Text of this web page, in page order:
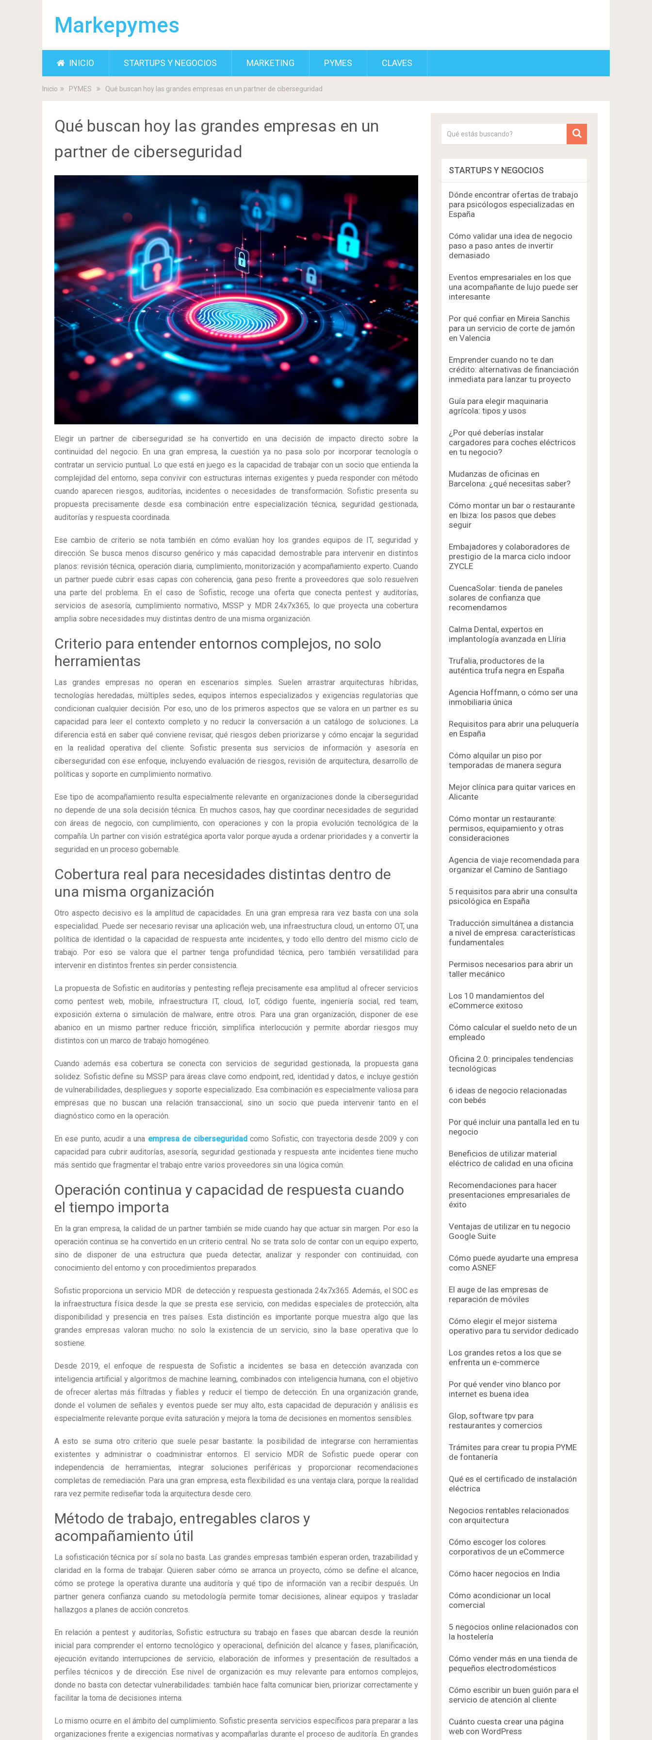
Markepymes
INICIO STARTUPS Y NEGOCIOS MARKETING PYMES CLAVES
Inicio PYMES Qué buscan hoy las grandes empresas en un partner de ciberseguridad
Qué buscan hoy las grandes empresas en un
partner de ciberseguridad
Elegir un partner de ciberseguridad se ha convertido en una decisión de impacto directo sobre la
continuidad del negocio. En una gran empresa, la cuestión ya no pasa solo por incorporar tecnología o
contratar un servicio puntual. Lo que está en juego es la capacidad de trabajar con un socio que entienda la
complejidad del entorno, sepa convivir con estructuras internas exigentes y pueda responder con método
cuando aparecen riesgos, auditorías, incidentes o necesidades de transformación. Sofistic presenta su
propuesta precisamente desde esa combinación entre especialización técnica, seguridad gestionada,
auditorías y respuesta coordinada.
Ese cambio de criterio se nota también en cómo evalúan hoy los grandes equipos de IT, seguridad y
dirección. Se busca menos discurso genérico y más capacidad demostrable para intervenir en distintos
planos: revisión técnica, operación diaria, cumplimiento, monitorización y acompañamiento experto. Cuando
un partner puede cubrir esas capas con coherencia, gana peso frente a proveedores que solo resuelven
una parte del problema. En el caso de Sofistic, recoge una oferta que conecta pentest y auditorías,
servicios de asesoría, cumplimiento normativo, MSSP y MDR 24x7x365, lo que proyecta una cobertura
amplia sobre necesidades muy distintas dentro de una misma organización.
Criterio para entender entornos complejos, no solo
herramientas
Las grandes empresas no operan en escenarios simples. Suelen arrastrar arquitecturas híbridas,
tecnologías heredadas, múltiples sedes, equipos internos especializados y exigencias regulatorias que
condicionan cualquier decisión. Por eso, uno de los primeros aspectos que se valora en un partner es su
capacidad para leer el contexto completo y no reducir la conversación a un catálogo de soluciones. La
diferencia está en saber qué conviene revisar, qué riesgos deben priorizarse y cómo encajar la seguridad
en la realidad operativa del cliente. Sofistic presenta sus servicios de información y asesoría en
ciberseguridad con ese enfoque, incluyendo evaluación de riesgos, revisión de arquitectura, desarrollo de
políticas y soporte en cumplimiento normativo.
Ese tipo de acompañamiento resulta especialmente relevante en organizaciones donde la ciberseguridad
no depende de una sola decisión técnica. En muchos casos, hay que coordinar necesidades de seguridad
con áreas de negocio, con cumplimiento, con operaciones y con la propia evolución tecnológica de la
compañía. Un partner con visión estratégica aporta valor porque ayuda a ordenar prioridades y a convertir la
seguridad en un proceso gobernable.
Cobertura real para necesidades distintas dentro de
una misma organización
Otro aspecto decisivo es la amplitud de capacidades. En una gran empresa rara vez basta con una sola
especialidad. Puede ser necesario revisar una aplicación web, una infraestructura cloud, un entorno OT, una
política de identidad o la capacidad de respuesta ante incidentes, y todo ello dentro del mismo ciclo de
trabajo. Por eso se valora que el partner tenga profundidad técnica, pero también versatilidad para
intervenir en distintos frentes sin perder consistencia.
La propuesta de Sofistic en auditorías y pentesting refleja precisamente esa amplitud al ofrecer servicios
como pentest web, mobile, infraestructura IT, cloud, IoT, código fuente, ingeniería social, red team,
exposición externa o simulación de malware, entre otros. Para una gran organización, disponer de ese
abanico en un mismo partner reduce fricción, simplifica interlocución y permite abordar riesgos muy
distintos con un marco de trabajo homogéneo.
Cuando además esa cobertura se conecta con servicios de seguridad gestionada, la propuesta gana
solidez. Sofistic define su MSSP para áreas clave como endpoint, red, identidad y datos, e incluye gestión
de vulnerabilidades, despliegues y soporte especializado. Esa combinación es especialmente valiosa para
empresas que no buscan una relación transaccional, sino un socio que pueda intervenir tanto en el
diagnóstico como en la operación.
En ese punto, acudir a una empresa de ciberseguridad como Sofistic, con trayectoria desde 2009 y con
capacidad para cubrir auditorías, asesoría, seguridad gestionada y respuesta ante incidentes tiene mucho
más sentido que fragmentar el trabajo entre varios proveedores sin una lógica común.
Operación continua y capacidad de respuesta cuando
el tiempo importa
En la gran empresa, la calidad de un partner también se mide cuando hay que actuar sin margen. Por eso la
operación continua se ha convertido en un criterio central. No se trata solo de contar con un equipo experto,
sino de disponer de una estructura que pueda detectar, analizar y responder con continuidad, con
conocimiento del entorno y con procedimientos preparados.
Sofistic proporciona un servicio MDR de detección y respuesta gestionada 24x7x365. Además, el SOC es
la infraestructura física desde la que se presta ese servicio, con medidas especiales de protección, alta
disponibilidad y presencia en tres países. Esta distinción es importante porque muestra algo que las
grandes empresas valoran mucho: no solo la existencia de un servicio, sino la base operativa que lo
sostiene.
Desde 2019, el enfoque de respuesta de Sofistic a incidentes se basa en detección avanzada con
inteligencia artificial y algoritmos de machine learning, combinados con inteligencia humana, con el objetivo
de ofrecer alertas más filtradas y fiables y reducir el tiempo de detección. En una organización grande,
donde el volumen de señales y eventos puede ser muy alto, esta capacidad de depuración y análisis es
especialmente relevante porque evita saturación y mejora la toma de decisiones en momentos sensibles.
A esto se suma otro criterio que suele pesar bastante: la posibilidad de integrarse con herramientas
existentes y administrar o coadministrar entornos. El servicio MDR de Sofistic puede operar con
independencia de herramientas, integrar soluciones periféricas y proporcionar recomendaciones
completas de remediación. Para una gran empresa, esta flexibilidad es una ventaja clara, porque la realidad
rara vez permite rediseñar toda la arquitectura desde cero.
Método de trabajo, entregables claros y
acompañamiento útil
La sofisticación técnica por sí sola no basta. Las grandes empresas también esperan orden, trazabilidad y
claridad en la forma de trabajar. Quieren saber cómo se arranca un proyecto, cómo se define el alcance,
cómo se protege la operativa durante una auditoría y qué tipo de información van a recibir después. Un
partner genera confianza cuando su metodología permite tomar decisiones, alinear equipos y trasladar
hallazgos a planes de acción concretos.
En relación a pentest y auditorías, Sofistic estructura su trabajo en fases que abarcan desde la reunión
inicial para comprender el entorno tecnológico y operacional, definición del alcance y fases, planificación,
ejecución evitando interrupciones de servicio, elaboración de informes y presentación de resultados a
perfiles técnicos y de dirección. Ese nivel de organización es muy relevante para entornos complejos,
donde no basta con detectar vulnerabilidades: también hace falta comunicar bien, priorizar correctamente y
facilitar la toma de decisiones interna.
Lo mismo ocurre en el ámbito del cumplimiento. Sofistic presenta servicios específicos para preparar a las
organizaciones frente a exigencias normativas y acompañarlas durante el proceso de auditoría. En grandes
STARTUPS Y NEGOCIOS
Dónde encontrar ofertas de trabajo
para psicólogos especializadas en
España
Cómo validar una idea de negocio
paso a paso antes de invertir
demasiado
Eventos empresariales en los que
una acompañante de lujo puede ser
interesante
Por qué confiar en Mireia Sanchis
para un servicio de corte de jamón
en Valencia
Emprender cuando no te dan
crédito: alternativas de financiación
inmediata para lanzar tu proyecto
Guía para elegir maquinaria
agrícola: tipos y usos
¿Por qué deberías instalar
cargadores para coches eléctricos
en tu negocio?
Mudanzas de oficinas en
Barcelona: ¿qué necesitas saber?
Cómo montar un bar o restaurante
en Ibiza: los pasos que debes
seguir
Embajadores y colaboradores de
prestigio de la marca ciclo indoor
ZYCLE
CuencaSolar: tienda de paneles
solares de confianza que
recomendamos
Calma Dental, expertos en
implantología avanzada en Llíria
Trufalia, productores de la
auténtica trufa negra en España
Agencia Hoffmann, o cómo ser una
inmobiliaria única
Requisitos para abrir una peluquería
en España
Cómo alquilar un piso por
temporadas de manera segura
Mejor clínica para quitar varices en
Alicante
Cómo montar un restaurante:
permisos, equipamiento y otras
consideraciones
Agencia de viaje recomendada para
organizar el Camino de Santiago
5 requisitos para abrir una consulta
psicológica en España
Traducción simultánea a distancia
a nivel de empresa: características
fundamentales
Permisos necesarios para abrir un
taller mecánico
Los 10 mandamientos del
eCommerce exitoso
Cómo calcular el sueldo neto de un
empleado
Oficina 2.0: principales tendencias
tecnológicas
6 ideas de negocio relacionadas
con bebés
Por qué incluir una pantalla led en tu
negocio
Beneficios de utilizar material
eléctrico de calidad en una oficina
Recomendaciones para hacer
presentaciones empresariales de
éxito
Ventajas de utilizar en tu negocio
Google Suite
Cómo puede ayudarte una empresa
como ASNEF
El auge de las empresas de
reparación de móviles
Cómo elegir el mejor sistema
operativo para tu servidor dedicado
Los grandes retos a los que se
enfrenta un e-commerce
Por qué vender vino blanco por
internet es buena idea
Glop, software tpv para
restaurantes y comercios
Trámites para crear tu propia PYME
de fontanería
Qué es el certificado de instalación
eléctrica
Negocios rentables relacionados
con arquitectura
Cómo escoger los colores
corporativos de un eCommerce
Cómo hacer negocios en India
Cómo acondicionar un local
comercial
5 negocios online relacionados con
la hostelería
Cómo vender más en una tienda de
pequeños electrodomésticos
Cómo escribir un buen guión para el
servicio de atención al cliente
Cuánto cuesta crear una página
web con WordPress